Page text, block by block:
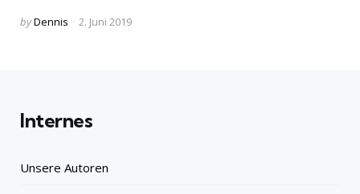
Posted
byDennis 2. Juni 2019
Internes
Unsere Autoren